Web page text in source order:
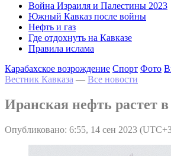
Война Израиля и Палестины 2023
Южный Кавказ после войны
Нефть и газ
Где отдохнуть на Кавказе
Правила ислама
Карабахское возрождение Спорт Фото
Вестник Кавказа — Все новости
Иранская нефть растет в
Опубликовано: 6:55, 14 сен 2023